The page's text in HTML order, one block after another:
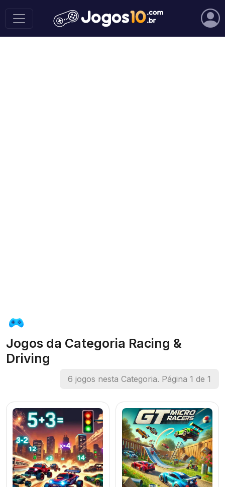
Jogos da Categoria Racing &
Driving
6 jogos nesta Categoria. Página 1 de 1